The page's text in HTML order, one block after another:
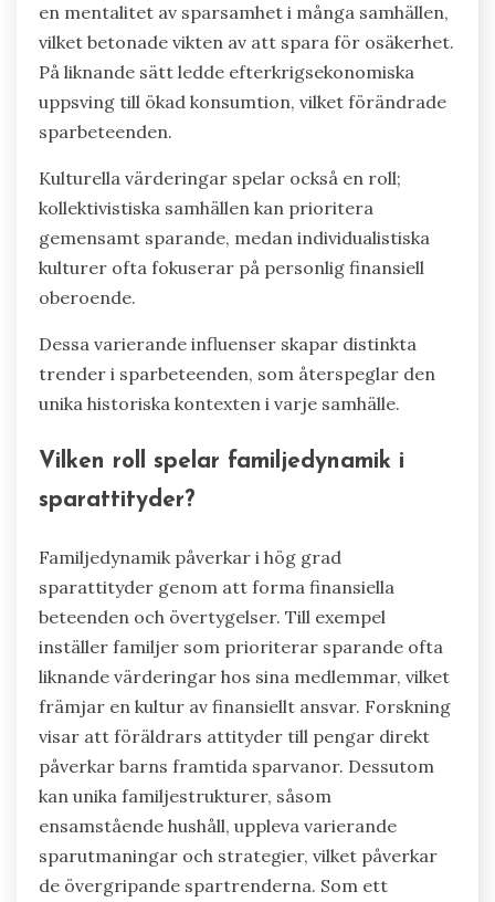
en mentalitet av sparsamhet i många samhällen,
vilket betonade vikten av att spara för osäkerhet.
På liknande sätt ledde efterkrigsekonomiska
uppsving till ökad konsumtion, vilket förändrade
sparbeteenden.
Kulturella värderingar spelar också en roll;
kollektivistiska samhällen kan prioritera
gemensamt sparande, medan individualistiska
kulturer ofta fokuserar på personlig finansiell
oberoende.
Dessa varierande influenser skapar distinkta
trender i sparbeteenden, som återspeglar den
unika historiska kontexten i varje samhälle.
Vilken roll spelar familjedynamik i
sparattityder?
Familjedynamik påverkar i hög grad
sparattityder genom att forma finansiella
beteenden och övertygelser. Till exempel
inställer familjer som prioriterar sparande ofta
liknande värderingar hos sina medlemmar, vilket
främjar en kultur av finansiellt ansvar. Forskning
visar att föräldrars attityder till pengar direkt
påverkar barns framtida sparvanor. Dessutom
kan unika familjestrukturer, såsom
ensamstående hushåll, uppleva varierande
sparutmaningar och strategier, vilket påverkar
de övergripande spartrenderna. Som ett